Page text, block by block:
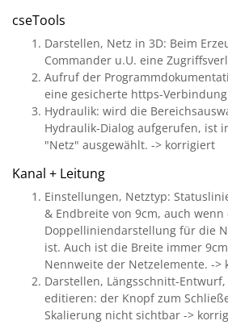
cseTools
Darstellen, Netz in 3D: Beim
Commander u.U. eine
Aufruf der
eine gesicherte https-
Hydraulik: wird die
Hydraulik-Dialog aufgerufen, ist
"Netz" ausgewählt. -> korrigiert
Kanal + Leitung
Einstellungen, Netztyp:
& Endbreite von 9cm, auch wenn
Doppelliniendarstellung für die
ist. Auch ist die Breite immer
Nennweite der Netzelemente. ->
Darstellen, Längsschnitt-
editieren: der Knopf zum
Skalierung nicht sichtbar ->